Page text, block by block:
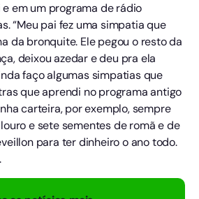
em um programa de rádio
“Meu pai fez uma simpatia que
da bronquite. Ele pegou o resto da
deixou azedar e deu pra ela
faço algumas simpatias que
que aprendi no programa antigo
carteira, por exemplo, sempre
e sete sementes de romã e de
para ter dinheiro o ano todo.